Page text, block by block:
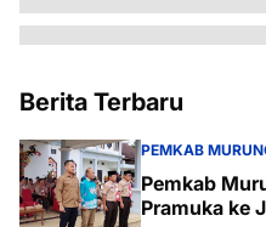
Berita Terbaru
PEMKAB
Pemkab
Pramuka ke